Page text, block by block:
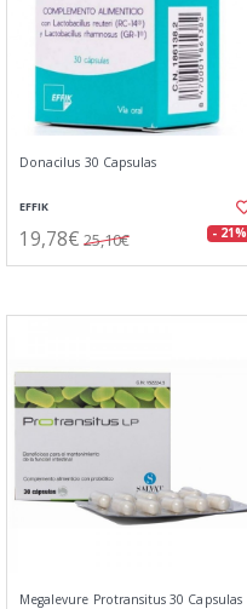
Donacilus 30 Capsulas
EFFIK
19,78€ 25,10€ - 21%
Megalevure Protransitus 30 Capsulas